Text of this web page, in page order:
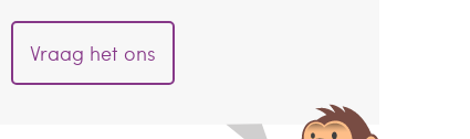
Vraag het ons